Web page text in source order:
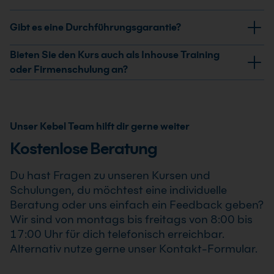
Dazu gehören Prompt-Hygiene, sensible Daten,
Freigaben, Transparenz und interne
Redaktionsstandards.
Journalisten Kurs: Recherche und Fact-Checking
erhältst Du ein Teilnahmezertifikat. Dieses bestätigt
Deine erweiterten Kenntnisse im professionellen
Einsatz von KI für Journalisten Kurs: Recherche und
Gibt es eine Durchführungsgarantie?
Ja, wir garantieren die Durchführung aller von uns
bestätigten Termine. Der KI für Journalisten Kurs:
Recherche und Fact-Checking findet auch bereits ab
Bieten Sie den Kurs auch als Inhouse Training
oder Firmenschulung an?
als Online-Firmenschulung durchgeführt werden.
Inhalte, Prozesse und Schwerpunkte passen wir
Unternehmens an.
Unser Kebel Team hilft dir gerne weiter
Kostenlose Beratung
Du hast Fragen zu unseren Kursen und
Schulungen, du möchtest eine individuelle
Beratung oder uns einfach ein Feedback geben?
Wir sind von montags bis freitags von 8:00 bis
17:00 Uhr für dich telefonisch erreichbar.
Alternativ nutze gerne unser Kontakt-Formular.